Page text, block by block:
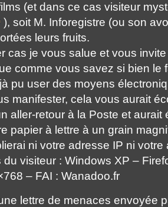
(et dans ce cas visiteur
), soit M. Inforegistre (ou son
leurs fruits.
cas je vous salue et vous
comme vous savez si bien le
pu user des moyens
manifester, cela vous aurait
aller-retour à la Poste et
papier à lettre à un grain
ni votre adresse IP ni votre
du visiteur : Windows XP –
– FAI : Wanadoo.fr
lettre de menaces envoyée